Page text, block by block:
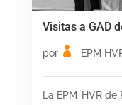
Visitas a GAD
por EPM
La EPM-HVR